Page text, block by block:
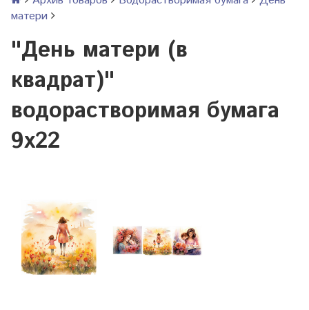
матери
"День матери (в
квадрат)"
водорастворимая бумага
9х22